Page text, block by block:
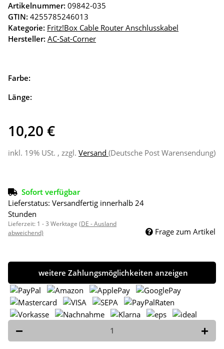
Artikelnummer: 09842-035
GTIN: 4255785246013
Kategorie: Fritz!Box Cable Router Anschlusskabel
Hersteller: AC-Sat-Corner
Farbe:
Länge:
10,20 €
inkl. 19% USt. , zzgl. Versand (Deutsche Post Warensendung)
Sofort verfügbar
Lieferstatus: Versandfertig innerhalb 24
Stunden
Lieferzeit: 1 - 3 Werktage (DE - Ausland
abweichend)
Frage zum Artikel
weitere Zahlungsmöglichkeiten anzeigen